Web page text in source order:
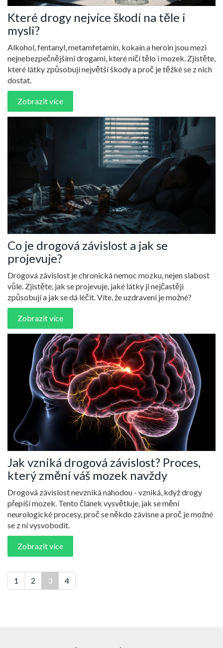
Které drogy nejvíce škodí na těle i
mysli?
Alkohol, fentanyl, metamfetamin, kokaín a heroin jsou mezi
nejnebezpečnějšími drogami, které ničí tělo i mozek. Zjistěte,
které látky způsobují největší škody a proč je těžké se z nich
dostat.
Zobrazit více
Co je drogová závislost a jak se
projevuje?
Drogová závislost je chronická nemoc mozku, nejen slabost
vůle. Zjistěte, jak se projevuje, jaké látky ji nejčastěji
způsobují a jak se dá léčit. Víte, že uzdravení je možné?
Zobrazit více
Jak vzniká drogová závislost? Proces,
který změní váš mozek navždy
Drogová závislost nevzniká náhodou - vzniká, když drogy
přepíší mozek. Tento článek vysvětluje, jak se mění
neurologické procesy, proč se někdo závisne a proč je možné
se z ní vysvobodit.
Zobrazit více
1 2 3 4